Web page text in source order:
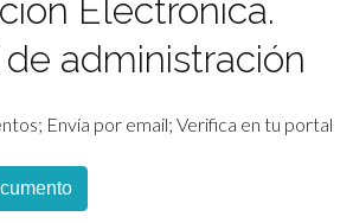
Electrónica.
administración
Envía por email; Verifica en tu portal